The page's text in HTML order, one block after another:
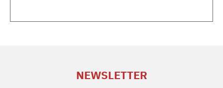
NEWSLETTER